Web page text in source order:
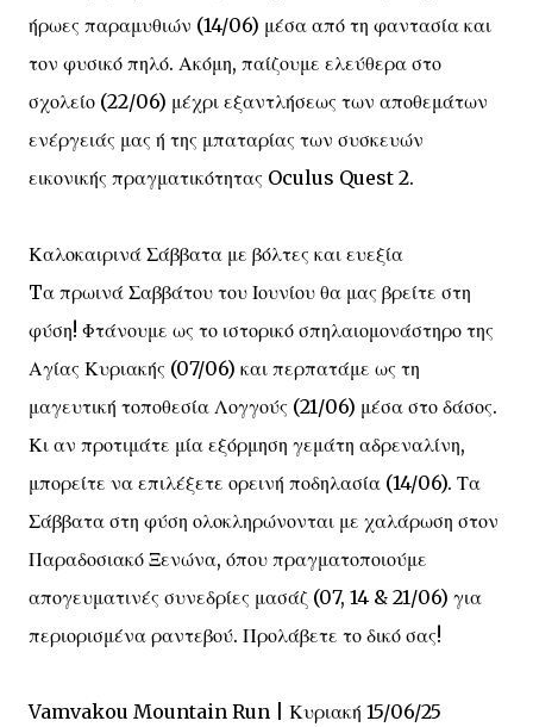
ήρωες παραμυθιών (14/06) μέσα από τη φαντασία και
τον φυσικό πηλό. Ακόμη, παίζουμε ελεύθερα στο
σχολείο (22/06) μέχρι εξαντλήσεως των αποθεμάτων
ενέργειάς μας ή της μπαταρίας των συσκευών
εικονικής πραγματικότητας Oculus Quest 2.
Καλοκαιρινά Σάββατα με βόλτες και ευεξία
Tα πρωινά Σαββάτου του Ιουνίου θα μας βρείτε στη
φύση! Φτάνουμε ως το ιστορικό σπηλαιομονάστηρο της
Αγίας Κυριακής (07/06) και περπατάμε ως τη
μαγευτική τοποθεσία Λογγούς (21/06) μέσα στο δάσος.
Κι αν προτιμάτε μία εξόρμηση γεμάτη αδρεναλίνη,
μπορείτε να επιλέξετε ορεινή ποδηλασία (14/06). Τα
Σάββατα στη φύση ολοκληρώνονται με χαλάρωση στον
Παραδοσιακό Ξενώνα, όπου πραγματοποιούμε
απογευματινές συνεδρίες μασάζ (07, 14 & 21/06) για
περιορισμένα ραντεβού. Προλάβετε το δικό σας!
Vamvakou Mountain Run | Κυριακή 15/06/25